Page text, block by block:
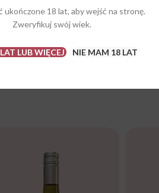
ukończone 18 lat, aby wejść na stronę.
Zweryfikuj swój wiek.
LUB WIĘCEJ NIE MAM 18 LAT
wraz z owocami pestkowymi,